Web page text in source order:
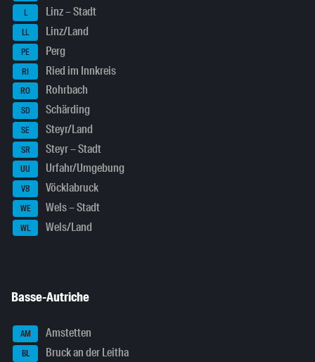
L Linz – Stadt
LL Linz/Land
PE Perg
RI Ried im Innkreis
RO Rohrbach
SD Schärding
SE Steyr/Land
SR Steyr – Stadt
UU Urfahr/Umgebung
VB Vöcklabruck
WE Wels – Stadt
WL Wels/Land
Basse-Autriche
AM Amstetten
BL Bruck an der Leitha